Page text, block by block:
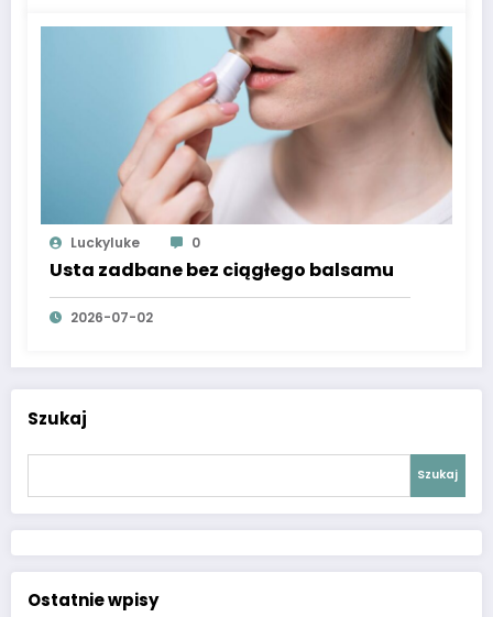
Luckyluke 0
Usta zadbane bez ciągłego balsamu
2026-07-02
Szukaj
Szukaj
Ostatnie wpisy